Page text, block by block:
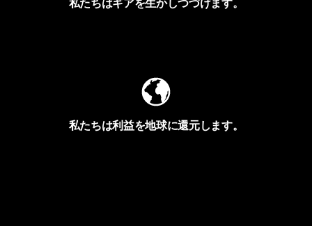
私たちは利益を地球に還元します。